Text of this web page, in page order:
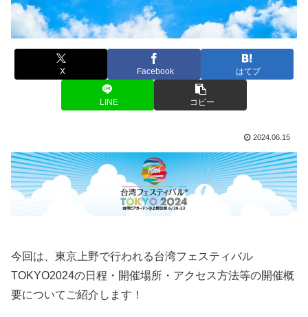
X Facebook はてブ
LINE コピー
2024.06.15
今回は、東京上野で行われる台湾フェスティバル
TOKYO2024の日程・開催場所・アクセス方法等の開催概
要についてご紹介します！